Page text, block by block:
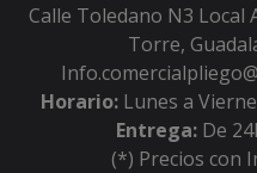
Calle Toledano N3 Local
Torre,
Horario: Lunes a
Entrega: De
(*) Precios con